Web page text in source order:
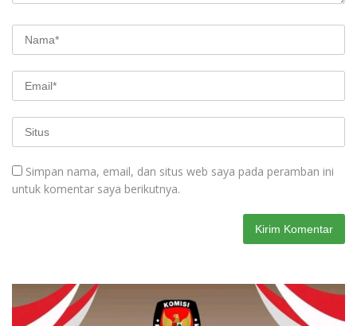
Simpan nama, email, dan situs web saya pada peramban ini
untuk komentar saya berikutnya.